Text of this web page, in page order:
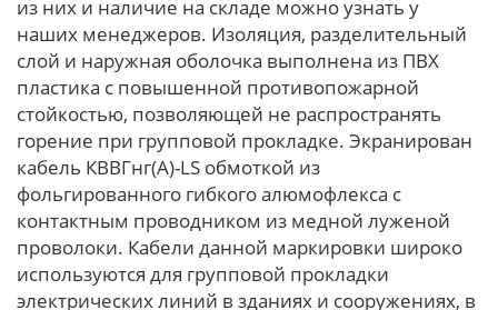
из них и наличие на складе можно узнать у
наших менеджеров. Изоляция, разделительный
слой и наружная оболочка выполнена из ПВХ
пластика с повышенной противопожарной
стойкостью, позволяющей не распространять
горение при групповой прокладке. Экранирован
кабель КВВГнг(А)-LS обмоткой из
фольгированного гибкого алюмофлекса с
контактным проводником из медной луженой
проволоки. Кабели данной маркировки широко
используются для групповой прокладки
электрических линий в зданиях и сооружениях, в